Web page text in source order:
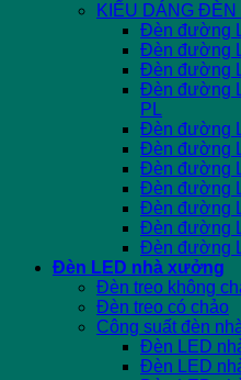
KIỂU DÁNG
Đèn đường
Đèn đường
Đèn đường
Đèn đường
PL
Đèn đường
Đèn đường
Đèn đường
Đèn đường
Đèn đường
Đèn đường
Đèn đường
Đèn LED nhà xưởng
Đèn treo không
Đèn treo có chảo
Công suất đèn
Đèn LED
Đèn LED